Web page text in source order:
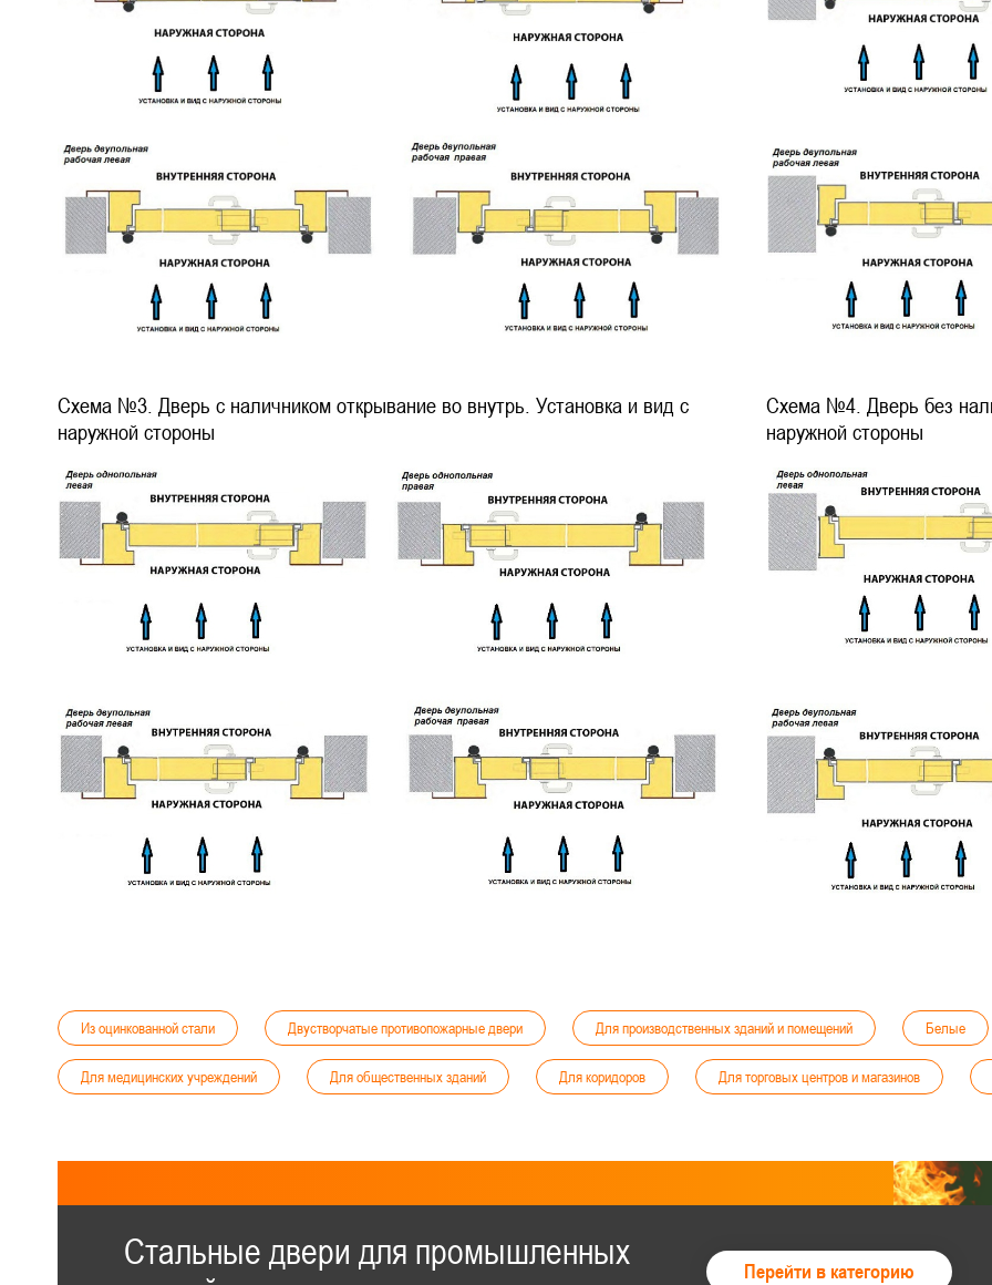
Схема №3. Дверь с наличником открывание во внутрь. Установка и вид с
наружной стороны
Схема №4. Дверь без
наружной стороны
Из оцинкованной стали Двустворчатые противопожарные двери Для производственных зданий и помещений Белые
Для медицинских учреждений Для общественных зданий Для коридоров Для торговых центров и магазинов
Для компрессорной станции
Для бассейнов Без порога Для коммерческих объектов Для
Стальные двери для промышленных
Перейти в категорию